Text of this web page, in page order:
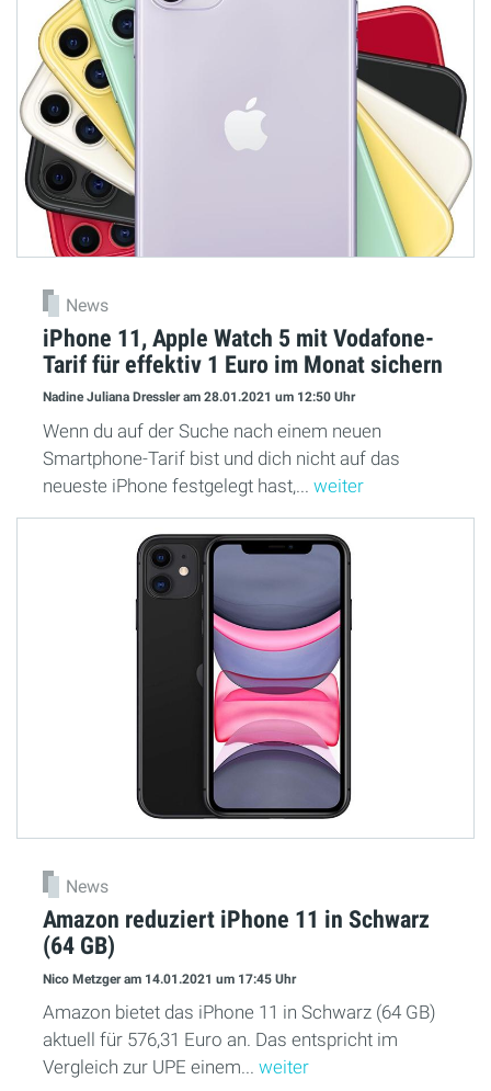
News
iPhone 11, Apple Watch 5 mit Vodafone-
Tarif für effektiv 1 Euro im Monat sichern
Nadine Juliana Dressleram 28.01.2021 um 12:50 Uhr
Wenn du auf der Suche nach einem neuen
Smartphone-Tarif bist und dich nicht auf das
neueste iPhone festgelegt hast,... weiter
News
Amazon reduziert iPhone 11 in Schwarz
(64 GB)
Nico Metzgeram 14.01.2021 um 17:45 Uhr
Amazon bietet das iPhone 11 in Schwarz (64 GB)
aktuell für 576,31 Euro an. Das entspricht im
Vergleich zur UPE einem... weiter